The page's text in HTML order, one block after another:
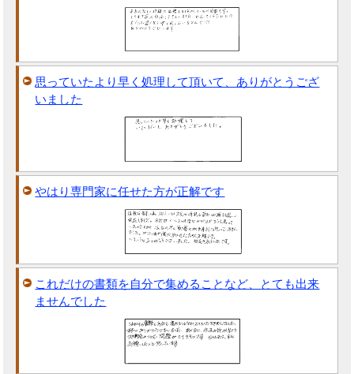
思っていたより早く処理して頂いて、ありがとうござ
いました
やはり専門家に任せた方が正解です
これだけの書類を自分で集めることなど、とても出来
ませんでした